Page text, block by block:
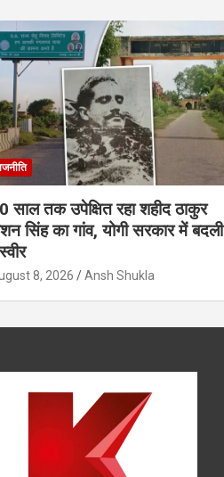
साल तक उपेक्षित रहा शहीद ठाकुर
सिंह का गांव, योगी सरकार में बदली
8, 2026 Ansh Shukla